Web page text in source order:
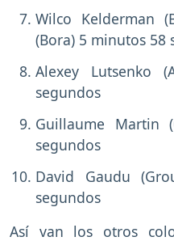
Wilco Kelderman
(Bora) 5 minutos 58
Alexey Lutsenko
segundos
Guillaume Martin
segundos
David Gaudu
segundos
Así van los otros